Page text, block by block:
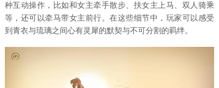
种互动操作，比如和女主牵手散步、扶女主上马、双人骑乘
等，还可以牵马带女主前行。在这些细节中，玩家可以感受
到青衣与琉璃之间心有灵犀的默契与不可分割的羁绊。